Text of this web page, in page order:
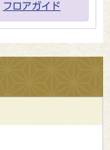
フロアガイド